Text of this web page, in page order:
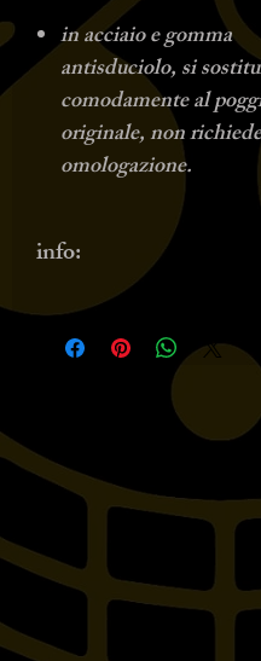
in acciaio e gomma
antisduciolo, si
comodamente al
originale, non richiede
omologazione.
info:
HH 732-323
compatibili con: V-
XVS1300 MIDNIGHT
ROADLINER
XV1900 MIDNIGHT
XV1900A MIDNIGHT
HH 732-606
YAMAHAXVS125
STARV-STAR 650
CUSTOMXVS650